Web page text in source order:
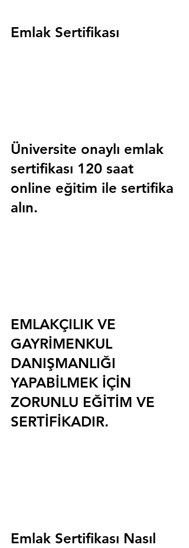
Emlak Sertifikası
Üniversite onaylı emlak
sertifikası 120 saat
online eğitim ile sertifika
alın.
EMLAKÇILIK VE
GAYRİMENKUL
DANIŞMANLIĞI
YAPABİLMEK İÇİN
ZORUNLU EĞİTİM VE
SERTİFİKADIR.
Emlak Sertifikası Nasıl